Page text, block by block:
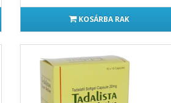
KOSÁRBA RAK